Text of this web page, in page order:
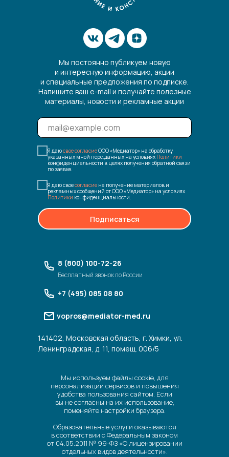
Мы используем файлы cookie, для
персонализации сервисов и повышения
удобства пользования сайтом. Если
вы не согласны на их использование,
поменяйте настройки браузера.
Образовательные услуги оказываются
в соответствии с Федеральным законом
от 04.05.2011 № 99-ФЗ «О лицензировании
отдельных видов деятельности».
Мы постоянно публикуем новую
и интересную информацию, акции
и специальные предложения по подписке.
Напишите ваш e-mail и получайте полезные
материалы, новости и рекламные акции
Я даюсвое согласиеООО «Медиатор» на обработку
указанных мной перс.данных на условиях Политики
конфиденциальности в целях получения обратной связи
по заявке.
Я даю своесогласие на получение материалов и
рекламных сообщений от ООО «Медиатор» на условиях
Политики конфиденциальности.
Подписаться
8 (800) 100-72-26
Бесплатный звонок по России
vopros@mediator-med.ru
141402, Московская область, г. Химки, ул.
Ленинградская, д. 11, помещ. 006/5
+7 (495) 085 08 80